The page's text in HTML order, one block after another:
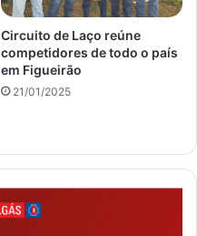
Circuito de Laço reúne
competidores de todo o país
em Figueirão
21/01/2025